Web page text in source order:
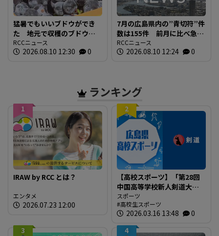
猛暑でもいいブドウができ
た 地元で収穫のブドウで
ワインの初仕込み 広島三
次ワイナリー
RCCニュース
2026.08.10 12:30 0
7月の広島県内の”青切符”件
数は155件 前月に比べ急
増 「ながらスマホ」が9割
超えで最多 広島
RCCニュース
2026.08.10 12:24 0
ランキング
1
IRAW by RCC とは？
エンタメ
2026.07.23 12:00
2
【高校スポーツ】「第28回
中国高等学校新人剣道大
会」結果
スポーツ
高校生スポーツ
2026.03.16 13:48
0
3
4